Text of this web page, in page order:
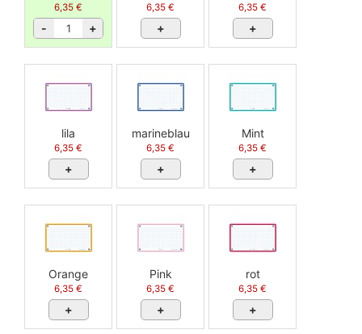
6,35 €
- +
6,35 €
+
6,35 €
+
lila
6,35 €
+
marineblau
6,35 €
+
Mint
6,35 €
+
Orange
6,35 €
+
Pink
6,35 €
+
rot
6,35 €
+